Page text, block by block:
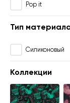
Pop it
Тип
Силиконовый
Коллекции